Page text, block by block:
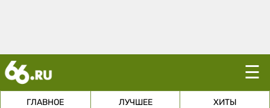
☰
ГЛАВНОЕ ЛУЧШЕЕ ХИТЫ